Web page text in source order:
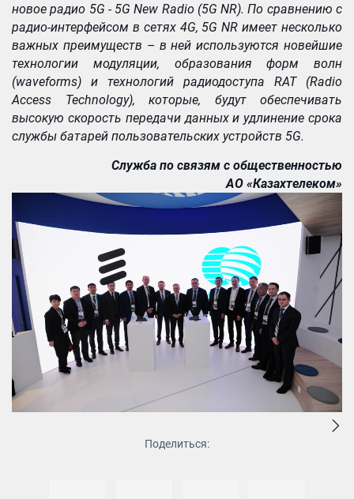
новое радио 5G - 5G New Radio (5G NR). По сравнению с
радио-интерфейсом в сетях 4G, 5G NR имеет несколько
важных преимуществ – в ней используются новейшие
технологии модуляции, образования форм волн
(waveforms) и технологий радиодоступа RAT (Radio
Access Technology), которые, будут обеспечивать
высокую скорость передачи данных и удлинение срока
службы батарей пользовательских устройств 5G.
Служба по связям с общественностью
АО «Казахтелеком»
Поделиться: